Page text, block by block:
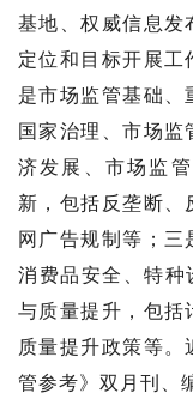
基地、权威信息发
定位和目标开展工
是市场监管基础、
国家治理、市场
济发展、市场监
新，包括反垄断、
网广告规制等；三
消费品安全、特种
与质量提升，包括
质量提升政策等。
管参考》双月刊、